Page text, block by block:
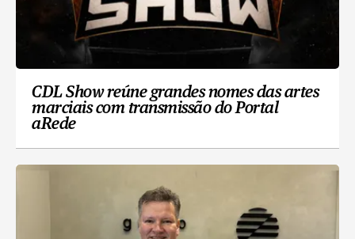
CDL Show reúne grandes nomes das artes
marciais com transmissão do Portal
aRede